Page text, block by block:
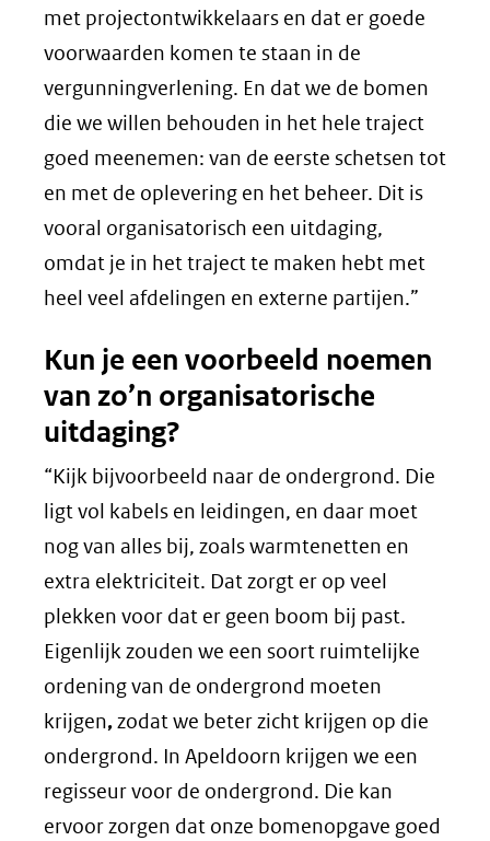
met projectontwikkelaars en dat er goede
voorwaarden komen te staan in de
vergunningverlening. En dat we de bomen
die we willen behouden in het hele traject
goed meenemen: van de eerste schetsen tot
en met de oplevering en het beheer. Dit is
vooral organisatorisch een uitdaging,
omdat je in het traject te maken hebt met
heel veel afdelingen en externe partijen.”
Kun je een voorbeeld noemen
van zo’n organisatorische
uitdaging?
“Kijk bijvoorbeeld naar de ondergrond. Die
ligt vol kabels en leidingen, en daar moet
nog van alles bij, zoals warmtenetten en
extra elektriciteit. Dat zorgt er op veel
plekken voor dat er geen boom bij past.
Eigenlijk zouden we een soort ruimtelijke
ordening van de ondergrond moeten
krijgen,zodat we beter zicht krijgen op die
ondergrond. In Apeldoorn krijgen we een
regisseur voor de ondergrond. Die kan
ervoor zorgen dat onze bomenopgave goed